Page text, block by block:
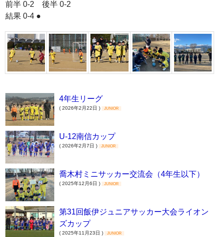
前半 0-2 後半 0-2
結果 0-4 ●
4年生リーグ
( 2026年2月22日 ) JUNIOR
U-12南信カップ
( 2026年2月7日 ) JUNIOR
喬木村ミニサッカー交流会（4年生以下）
( 2025年12月6日 ) JUNIOR
第31回飯伊ジュニアサッカー大会ライオン
ズカップ
( 2025年11月23日 ) JUNIOR